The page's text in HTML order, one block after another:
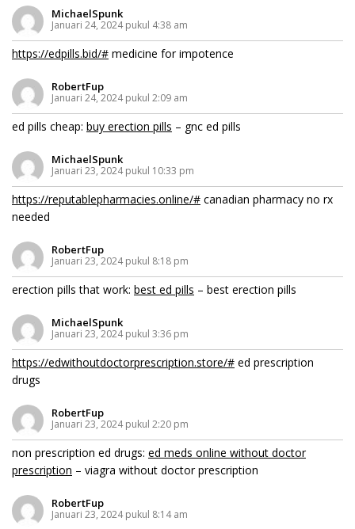
MichaelSpunk
Januari 24, 2024 pukul 4:38 am
https://edpills.bid/# medicine for impotence
RobertFup
Januari 24, 2024 pukul 2:09 am
ed pills cheap: buy erection pills – gnc ed pills
MichaelSpunk
Januari 23, 2024 pukul 10:33 pm
https://reputablepharmacies.online/# canadian pharmacy no rx
needed
RobertFup
Januari 23, 2024 pukul 8:18 pm
erection pills that work: best ed pills – best erection pills
MichaelSpunk
Januari 23, 2024 pukul 3:36 pm
https://edwithoutdoctorprescription.store/# ed prescription
drugs
RobertFup
Januari 23, 2024 pukul 2:20 pm
non prescription ed drugs: ed meds online without doctor
prescription – viagra without doctor prescription
RobertFup
Januari 23, 2024 pukul 8:14 am